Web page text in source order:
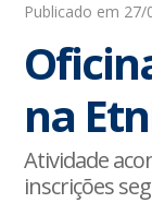
Publicado em 27/
na
Atividade
inscrições